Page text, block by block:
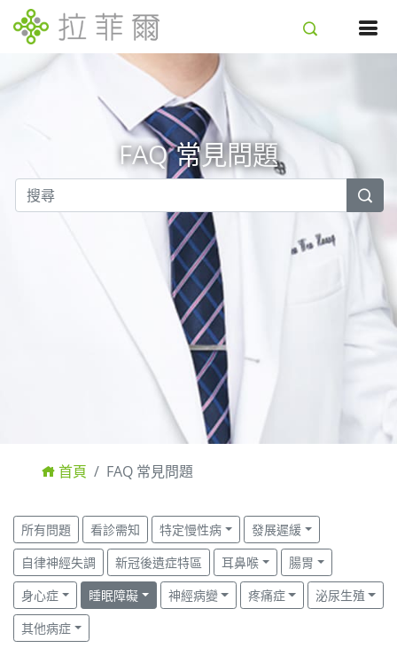
FAQ 常見問題
首頁 FAQ 常見問題
所有問題 看診需知 特定慢性病
發展遲緩
自律神經失調
新冠後遺症特區 耳鼻喉
腸胃
身心症
睡眠障礙 神經病變 疼痛症
泌尿生殖
其他病症